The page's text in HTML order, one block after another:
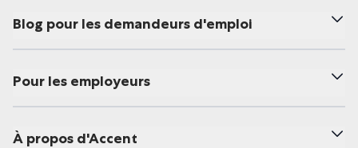
Blog pour les demandeurs d'emploi
Pour les employeurs
À propos d'Accent